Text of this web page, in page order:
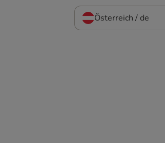
Österreich / de